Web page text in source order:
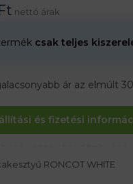
nettó árak
csak teljes
ár az elmúlt
és fizetési
RONCOT WHITE